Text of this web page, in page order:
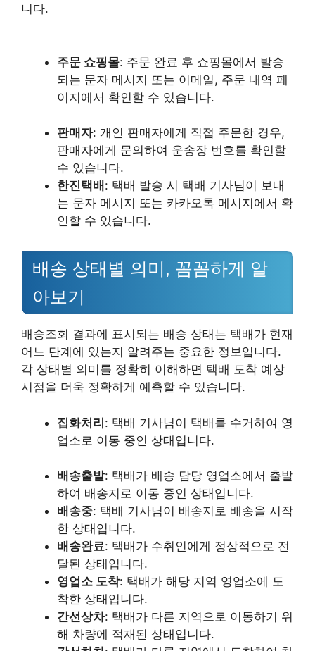
니다.
주문 쇼핑몰: 주문 완료 후 쇼핑몰에서 발송
되는 문자 메시지 또는 이메일, 주문 내역 페
이지에서 확인할 수 있습니다.
판매자: 개인 판매자에게 직접 주문한 경우,
판매자에게 문의하여 운송장 번호를 확인할
수 있습니다.
한진택배 : 택배 발송 시 택배 기사님이 보내
는 문자 메시지 또는 카카오톡 메시지에서 확
인할 수 있습니다.
배송 상태별 의미, 꼼꼼하게 알
아보기
배송조회 결과에 표시되는 배송 상태는 택배가 현재
어느 단계에 있는지 알려주는 중요한 정보입니다.
각 상태별 의미를 정확히 이해하면 택배 도착 예상
시점을 더욱 정확하게 예측할 수 있습니다.
집화처리: 택배 기사님이 택배를 수거하여 영
업소로 이동 중인 상태입니다.
배송출발: 택배가 배송 담당 영업소에서 출발
하여 배송지로 이동 중인 상태입니다.
배송중: 택배 기사님이 배송지로 배송을 시작
한 상태입니다.
배송완료: 택배가 수취인에게 정상적으로 전
달된 상태입니다.
영업소 도착: 택배가 해당 지역 영업소에 도
착한 상태입니다.
간선상차: 택배가 다른 지역으로 이동하기 위
해 차량에 적재된 상태입니다.